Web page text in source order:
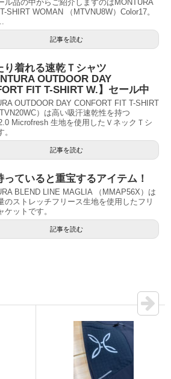
ル品の中からご紹介しますのはMONTURA
SHIRT WOMAN （MTVNU8W）Color17。
記事を読む
り着れる速乾Ｔシャツ
OUTDOOR DAY
FIT T-SHIRT W.】セール中
OUTDOOR DAY CONFORT FIT T-SHIRT
）は高い吸汗速乾性を持つ
Microfresh 生地を使用したＶネックＴシ
。
記事を読む
っていると重宝するアイテム！
BLEND LINE MAGLIA （MMAP56X）は
のストレッチフリース生地を使用したフリ
ケットです。
記事を読む